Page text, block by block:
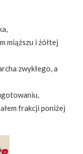
miąższu i żółtej
zwykłego, a
frakcji poniżej